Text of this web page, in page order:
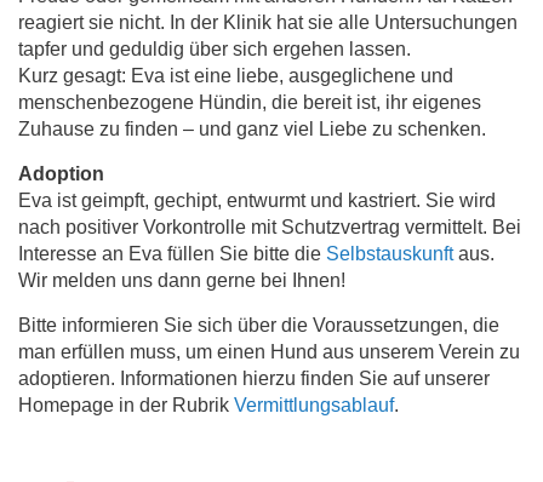
reagiert sie nicht. In der Klinik hat sie alle Untersuchungen
tapfer und geduldig über sich ergehen lassen.
Kurz gesagt: Eva ist eine liebe, ausgeglichene und
menschenbezogene Hündin, die bereit ist, ihr eigenes
Zuhause zu finden – und ganz viel Liebe zu schenken.
Adoption
Eva ist geimpft, gechipt, entwurmt und kastriert. Sie wird
nach positiver Vorkontrolle mit Schutzvertrag vermittelt. Bei
Interesse an Eva füllen Sie bitte die Selbstauskunftaus.
Wir melden uns dann gerne bei Ihnen!
Bitte informieren Sie sich über die Voraussetzungen, die
man erfüllen muss, um einen Hund aus unserem Verein zu
adoptieren. Informationen hierzu finden Sie auf unserer
Homepage in der Rubrik Vermittlungsablauf.